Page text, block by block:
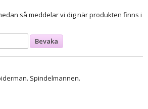
så meddelar vi dig när produkten finns i
Bevaka
Spindelmannen.